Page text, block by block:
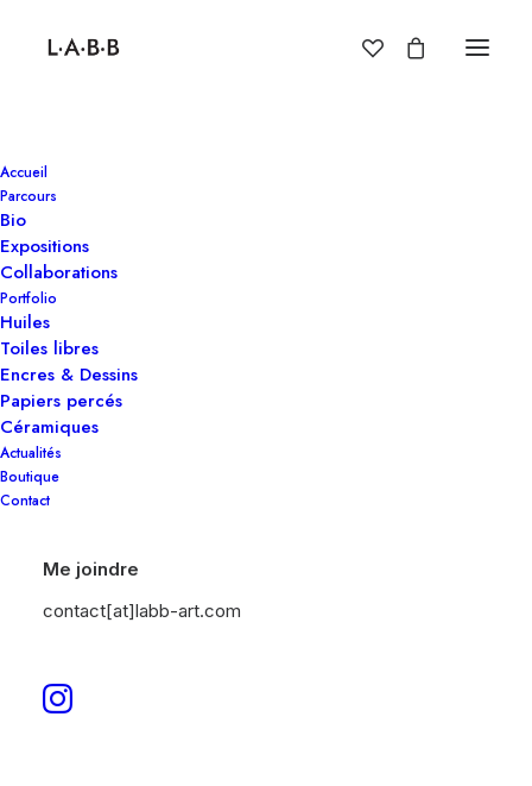
Accueil
Parcours
Bio
Expositions
Collaborations
Portfolio
Huiles
Toiles libres
Encres & Dessins
Papiers percés
Céramiques
Actualités
Boutique
Contact
Me joindre
contact[at]labb-art.com